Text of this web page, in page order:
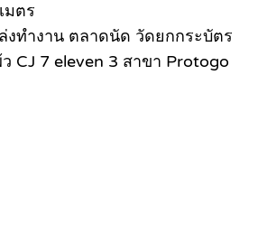
มตร
ทำงาน ตลาดนัด วัดยกกระบัตร
CJ 7 eleven 3 สาขา Protogo